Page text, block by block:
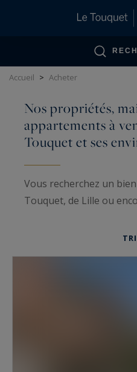
Accueil > Acheter
Nos propriétés,
appartements à
Touquet et ses
Vous recherchez un
Touquet, de Lille ou
pour vous